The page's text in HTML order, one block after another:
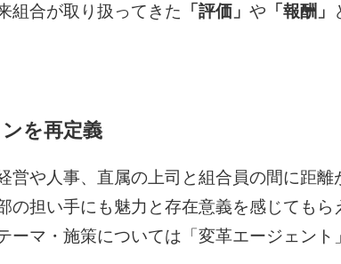
組合が取り扱ってきた 「評価」 や 「報酬」
を再定義
営や人事、直属の上司と組合員の間に距
担い手にも魅力と存在意義を感じてもら
ーマ・施策については「変革エージェン